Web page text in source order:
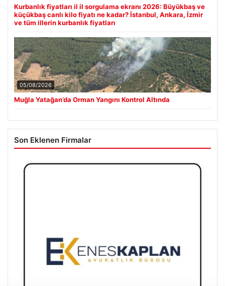
Kurbanlık fiyatları il il sorgulama ekranı 2026: Büyükbaş ve
küçükbaş canlı kilo fiyatı ne kadar? İstanbul, Ankara, İzmir
ve tüm illerin kurbanlık fiyatları
05/08/2026
Muğla Yatağan’da Orman Yangını Kontrol Altında
Son Eklenen Firmalar